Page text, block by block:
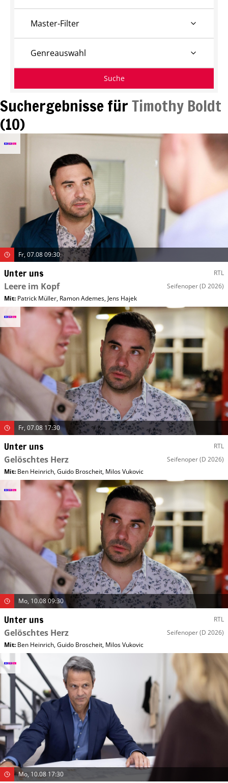
Suchergebnisse fürTimothy Boldt
(10)
Fr, 07.08 09:30
Unter uns RTL
Leere im Kopf Seifenoper(D 2026)
Mit: Patrick Müller, Ramon Ademes, Jens Hajek
Fr, 07.08 17:30
Unter uns RTL
Gelöschtes Herz Seifenoper(D 2026)
Mit: Ben Heinrich,Guido Broscheit, Milos Vukovic
Mo, 10.08 09:30
Unter uns RTL
Gelöschtes Herz Seifenoper(D 2026)
Mit: Ben Heinrich,Guido Broscheit, Milos Vukovic
Mo, 10.08 17:30
Master-Filter
Genreauswahl
Suche